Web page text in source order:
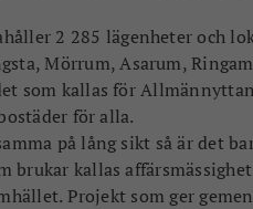
2 285 lägenheter och
Mörrum, Asarum,
som kallas för
för alla.
på lång sikt så är det
brukar kallas
Projekt som ger